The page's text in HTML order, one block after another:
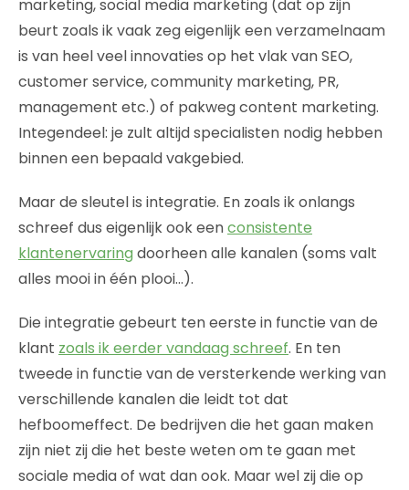
marketing, social media marketing (dat op zijn
beurt zoals ik vaak zeg eigenlijk een verzamelnaam
is van heel veel innovaties op het vlak van SEO,
customer service, community marketing, PR,
management etc.) of pakweg content marketing.
Integendeel: je zult altijd specialisten nodig hebben
binnen een bepaald vakgebied.
Maar de sleutel is integratie. En zoals ik onlangs
schreef dus eigenlijk ook eenconsistente
klantenervaring doorheen alle kanalen (soms valt
alles mooi in één plooi…).
Die integratie gebeurt ten eerste in functie van de
klant zoals ik eerder vandaag schreef. En ten
tweede in functie van de versterkende werking van
verschillende kanalen die leidt tot dat
hefboomeffect. De bedrijven die het gaan maken
zijn niet zij die het beste weten om te gaan met
sociale media of wat dan ook. Maar wel zij die op